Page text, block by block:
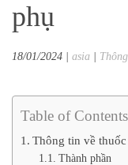
phụ
18/01/2024 asia
Table of Contents
Thông tin về thuốc
Thành phần